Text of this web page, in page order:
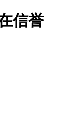
信誉